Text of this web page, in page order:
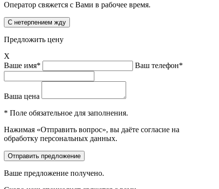
Оператор свяжется с Вами в рабочее время.
Предложить цену
X
Ваше имя*
Ваш телефон*
Ваша цена
* Поле обязательное для заполнения.
Нажимая «Отправить вопрос», вы даёте согласие на
обработку персональных данных.
Ваше предложение получено.